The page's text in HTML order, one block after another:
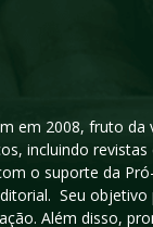
em 2008, fruto
incluindo
o suporte da
Seu
Além disso,